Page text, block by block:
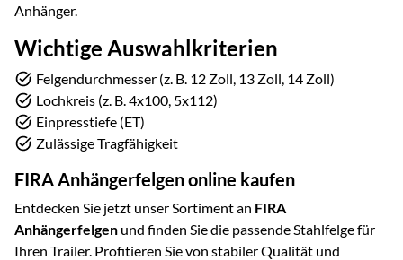
Anhänger.
Wichtige Auswahlkriterien
Felgendurchmesser (z. B. 12 Zoll, 13 Zoll, 14 Zoll)
Lochkreis (z. B. 4x100, 5x112)
Einpresstiefe (ET)
Zulässige Tragfähigkeit
FIRA Anhängerfelgen online kaufen
Entdecken Sie jetzt unser Sortiment an FIRA
Anhängerfelgen und finden Sie die passende Stahlfelge für
Ihren Trailer. Profitieren Sie von stabiler Qualität und